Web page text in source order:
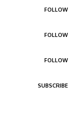
FOLLOW
FOLLOW
FOLLOW
SUBSCRIBE